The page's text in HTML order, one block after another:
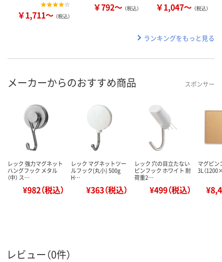
￥1,711～ （税込）
￥792～ （税込） ￥1,047～ （税込）
ランキングをもっと見る
メーカーからのおすすめ商品 スポンサー
レック 強力マグネット
ハングフック メタル
（中） ス…
¥982（税込）
レック マグネットツー
ルフック(丸小) 500g
H…
¥363（税込）
レック 穴の目立たない
ピンフック ホワイト 耐
荷重2…
¥499（税込）
マグピン
3L（
レビュー（0件）